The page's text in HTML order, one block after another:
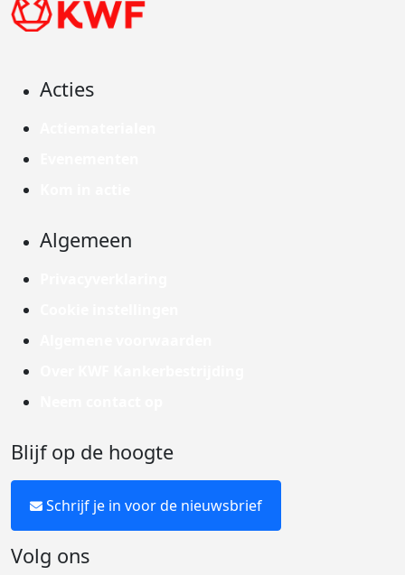
Acties
Algemeen
Blijf op de hoogte
Schrijf je in voor de nieuwsbrief
Volg ons